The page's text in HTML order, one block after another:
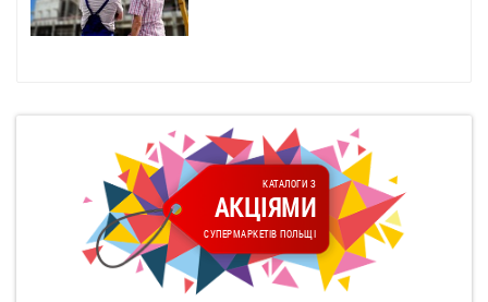
КАТАЛОГИ З
АКЦІЯМИ
СУПЕРМАРКЕТІВ ПОЛЬЩІ